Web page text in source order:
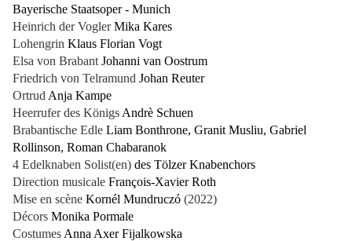
Bayerische Staatsoper - Munich
Heinrich der VoglerMika Kares
Lohengrin Klaus Florian Vogt
Elsa von Brabant Johanni van Oostrum
Friedrich von Telramund Johan Reuter
Ortrud Anja Kampe
Heerrufer des Königs Andrè Schuen
Brabantische Edle Liam Bonthrone, Granit Musliu, Gabriel
Rollinson, Roman Chabaranok
4 Edelknaben Solist(en) des Tölzer Knabenchors
Direction musicale François-Xavier Roth
Mise en scène Kornél Mundruczó (2022)
Décors Monika Pormale
Costumes Anna Axer Fijalkowska